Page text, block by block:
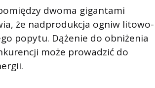
dwoma gigantami
że nadprodukcja ogniw litowo-
popytu. Dążenie do obniżenia
może prowadzić do